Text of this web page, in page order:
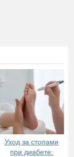
Уход за стопами
при диабете: